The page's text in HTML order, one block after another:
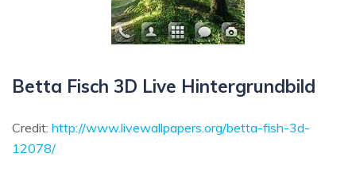
Betta Fisch 3D Live Hintergrundbild
Credit: http://www.livewallpapers.org/betta-fish-3d-
12078/